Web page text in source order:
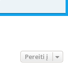
Pereiti į